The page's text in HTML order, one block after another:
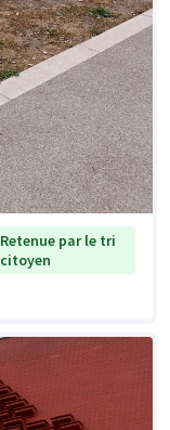
Retenue par le tri
citoyen